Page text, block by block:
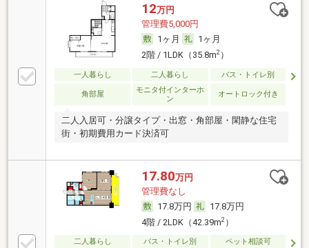
12万円
管理費5,000円
1ヶ月
1ヶ月
2階 / 1LDK（35.8m2）
一人暮らし 二人暮らし バス・トイレ別
角部屋
モニタ付インターホ
ン
オートロック付き
二人入居可・分譲タイプ・出窓・角部屋・閑静な住宅
街・初期費用カード決済可
17.80万円
管理費なし
17.8万円
17.8万円
4階 / 2LDK（42.39m2）
二人暮らし バス・トイレ別 ペット相談可